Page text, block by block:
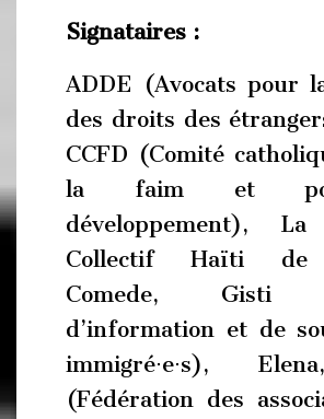
Signataires :
ADDE (Avocats pour
des droits des
CCFD (Comité
la faim et
développement), La
Collectif Haïti de
Comede, Gisti
d’information et de
immigré⋅e⋅s),
(Fédération des